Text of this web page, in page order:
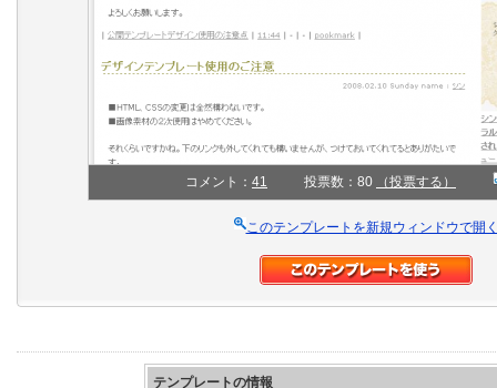
コメント： 41 投票数：80 （投票する）
このテンプレートを新規ウィンドウで開
テンプレートの情報